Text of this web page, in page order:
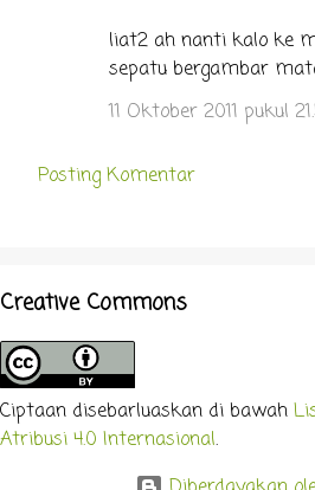
liat2 ah nanti kalo ke
sepatu bergambar
11 Oktober 2011 pukul
Posting Komentar
Creative Commons
Ciptaan disebarluaskan di bawah
Atribusi 4.0 Internasional.